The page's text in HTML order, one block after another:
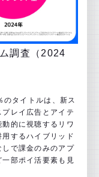
調査（2024
タイトルは、新ス
レイ広告とアイテ
的に視聴するリワ
するハイブリッド
で課金のみのアプ
部ポイ活要素も見